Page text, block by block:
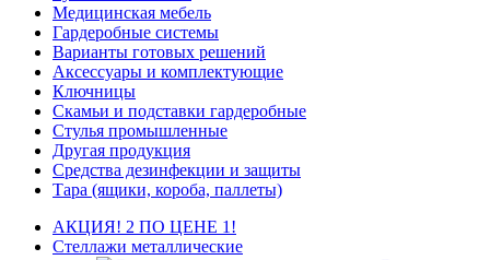
Медицинская мебель
Гардеробные системы
Варианты готовых решений
Аксессуары и комплектующие
Ключницы
Скамьи и подставки гардеробные
Стулья промышленные
Другая продукция
Средства дезинфекции и защиты
Тара (ящики, короба, паллеты)
АКЦИЯ! 2 ПО ЦЕНЕ 1!
Стеллажи металлические